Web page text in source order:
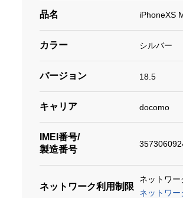
品名 iPhoneXS
カラー シルバー
バージョン 18.5
キャリア docomo
IMEI番号/
製造番号
ネットワーク利用制限
ネットワ
ネットワ